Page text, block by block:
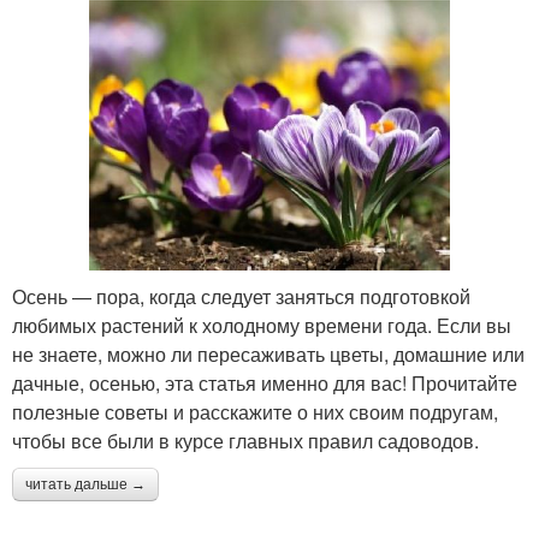
Осень — пора, когда следует заняться подготовкой
любимых растений к холодному времени года. Если вы
не знаете, можно ли пересаживать цветы, домашние или
дачные, осенью, эта статья именно для вас! Прочитайте
полезные советы и расскажите о них своим подругам,
чтобы все были в курсе главных правил садоводов.
читать дальше →